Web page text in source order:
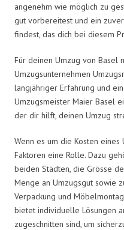
angenehm wie möglich zu
gut vorbereitest und ein
findest, das dich bei diesem
Für deinen Umzug von Basel
Umzugsunternehmen
langjähriger Erfahrung und
Umzugsmeister Maier Basel
der dir hilft, deinen Umzug
Wenn es um die Kosten
Faktoren eine Rolle. Dazu
beiden Städten, die Grösse
Menge an Umzugsgut sowie
Verpackung und
bietet individuelle Lösungen
zugeschnitten sind, um